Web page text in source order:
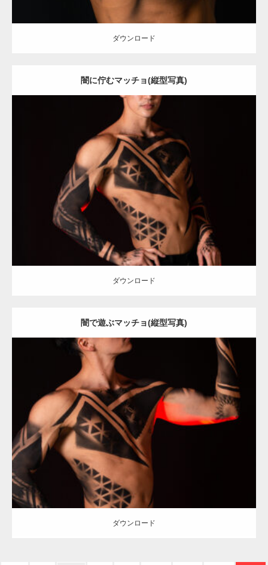
ダウンロード
闇に佇むマッチョ(縦型写真)
Update: 2021.12.21
アートなマッチョ オレンジの人 AKIHITO(細マッチョ)
ダウンロード
ダウンロード
闇で遊ぶマッチョ(縦型写真)
Update:2021.12.21
Category:アートなマッチョ オレンジの人 AKIHITO(細マッチョ)
ダウンロード
ダウンロード
【YouTube】マッチョフリー素材メンバーが
ギネス世界記録…
【TV】TBS番組「ひるおび」にてマッスルプ
ラスが紹介されま…
TOKYO FMラジオ番組「ONE MORNING」
で紹介さ…